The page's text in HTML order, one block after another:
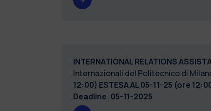
INTERNATIONAL RELATIONS
Internazionali del Politecnico di
12:00) ESTESA AL 05-11-25 (ore
Deadline: 05-11-2025